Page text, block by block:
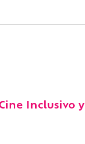
Inclusivo y